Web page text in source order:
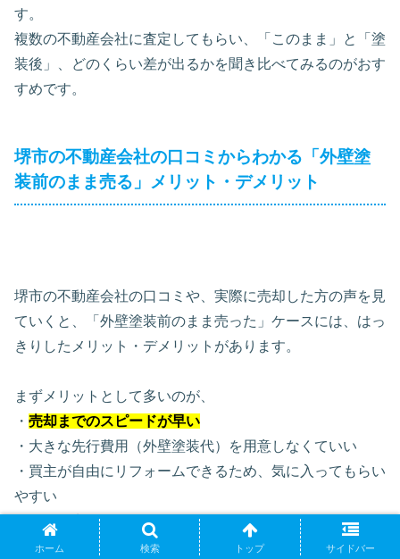
す。
複数の不動産会社に査定してもらい、「このまま」と「塗
装後」、どのくらい差が出るかを聞き比べてみるのがおす
すめです。
堺市の不動産会社の口コミからわかる「外壁塗
装前のまま売る」メリット・デメリット
堺市の不動産会社の口コミや、実際に売却した方の声を見
ていくと、「外壁塗装前のまま売った」ケースには、はっ
きりしたメリット・デメリットがあります。
まずメリットとして多いのが、
・ 売却までのスピードが早い
・大きな先行費用（外壁塗装代）を用意しなくていい
・買主が自由にリフォームできるため、気に入ってもらい
やすい
といった点です。
ホーム 検索 トップ サイドバー